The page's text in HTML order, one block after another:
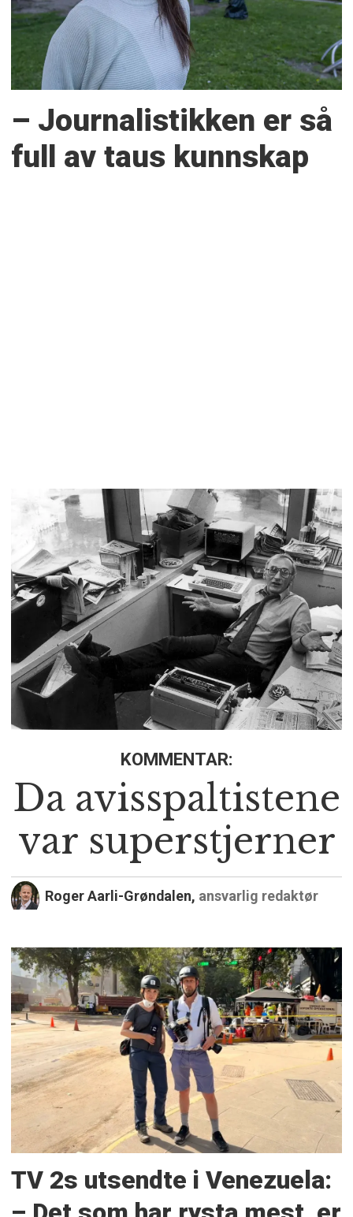
– Journalistikken er så
full av taus kunnskap
KOMMENTAR:
Da avisspaltistene
var superstjerner
Roger Aarli-Grøndalen, ansvarlig redaktør
TV 2s utsendte i Venezuela: